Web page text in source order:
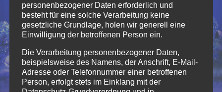
personenbezogener Daten erforderlich und
besteht für eine solche Verarbeitung keine
gesetzliche Grundlage, holen wir generell eine
Einwilligung der betroffenen Person ein.
Die Verarbeitung personenbezogener Daten,
beispielsweise des Namens, der Anschrift, E-Mail-
Adresse oder Telefonnummer einer betroffenen
Person, erfolgt stets im Einklang mit der